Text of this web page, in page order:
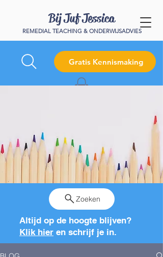
Bij Juf Jessica
REMEDIAL TEACHING & ONDERWIJSADVIES
Gratis Kennismaking
Zoeken
Altijd op de hoogte blijven?
Klik hier en schrijf je in.